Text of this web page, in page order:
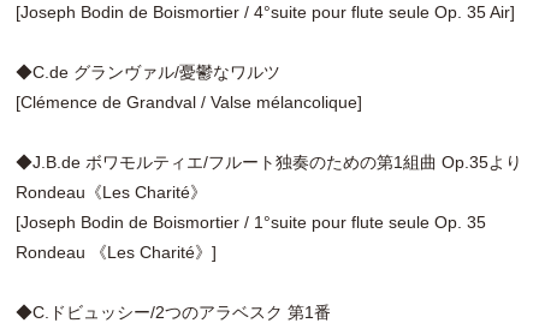
[Joseph Bodin de Boismortier / 4°suite pour flute seule Op. 35 Air]
◆C.de グランヴァル/憂鬱なワルツ
[Clémence de Grandval / Valse mélancolique]
◆J.B.de ボワモルティエ/フルート独奏のための第1組曲 Op.35より
Rondeau《Les Charité》
[Joseph Bodin de Boismortier / 1°suite pour flute seule Op. 35
Rondeau 《Les Charité》]
◆C.ドビュッシー/2つのアラベスク 第1番